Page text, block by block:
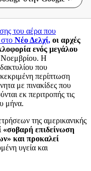
του αέρα που
στο Νέο Δελχί, οι αρχές
ενός μεγάλου
Νοεμβρίου. Η
που
περίπτωση
με πινακίδες που
εκ περιτροπής τις
μήνα.
της αμερικανικής
«σοβαρή επιδείνωση
και προκαλεί
υγεία και